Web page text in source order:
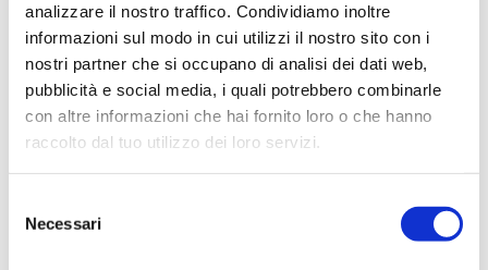
analizzare il nostro traffico. Condividiamo inoltre
informazioni sul modo in cui utilizzi il nostro sito con i
nostri partner che si occupano di analisi dei dati web,
pubblicità e social media, i quali potrebbero combinarle
con altre informazioni che hai fornito loro o che hanno
raccolto dal tuo utilizzo dei loro servizi.
delNecessari
Cod. 33834
Capannone + Palazzina Uffici in Vendita
a Trezzano sul Naviglio
IMMOBILE COMMERCIALE/TERZIARIO IN VENDITA A
TREZZANO S/N (MI)Immobile di circa mq. 750 di